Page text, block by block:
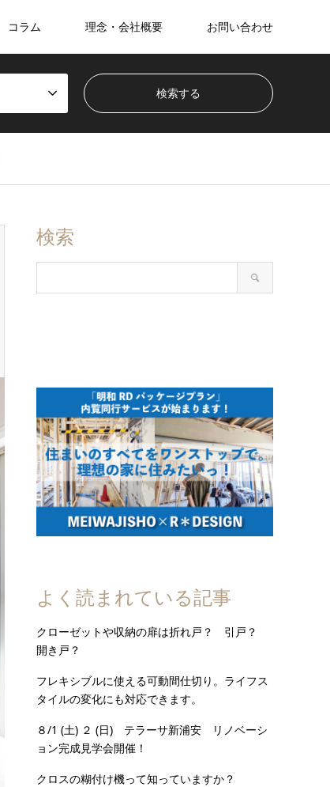
コラム 理念・会社概要 お問い合わせ
検索
よく読まれている記事
クローゼットや収納の扉は折れ戸？ 引戸？
開き戸？
フレキシブルに使える可動間仕切り。ライフス
タイルの変化にも対応できます。
８/1 (土) ２ (日) テラーサ新浦安 リノベーシ
ョン完成見学会開催！
クロスの糊付け機って知っていますか？